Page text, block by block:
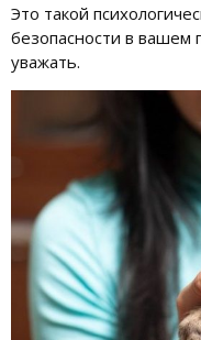
Это такой
безопасности в вашем
уважать.